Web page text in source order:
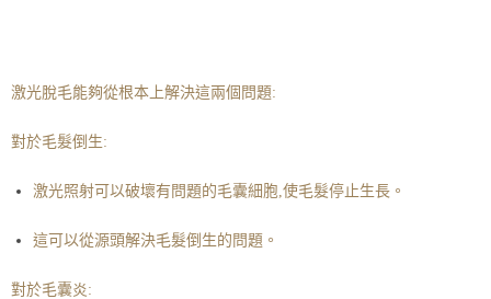
激光脫毛能夠從根本上解決這兩個問題:
對於毛髮倒生:
激光照射可以破壞有問題的毛囊細胞,使毛髮停止生長。
這可以從源頭解決毛髮倒生的問題。
對於毛囊炎: